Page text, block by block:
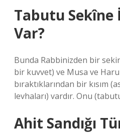
Tabutu Sekîne
Var?
Bunda Rabbinizden bir
bir kuvvet) ve Musa ve
bıraktıklarından bir kısım
levhaları) vardır. Onu
Ahit Sandığı